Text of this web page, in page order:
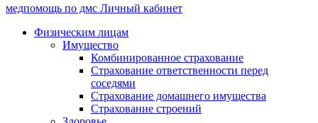
медпомощь по дмс Личный кабинет
Физическим лицам
Имущество
Комбинированное страхование
Страхование ответственности перед
соседями
Страхование домашнего имущества
Страхование строений